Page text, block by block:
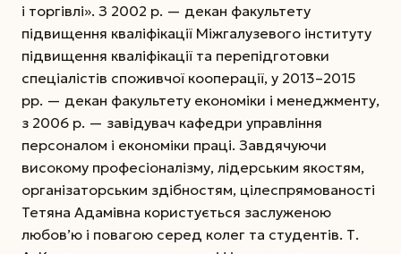
і торгівлі». З 2002 р. — декан факультету
підвищення кваліфікації Міжгалузевого інституту
підвищення кваліфікації та перепідготовки
спеціалістів споживчої кооперації, у 2013–2015
рр. — декан факультету економіки і менеджменту,
з 2006 р. — завідувач кафедри управління
персоналом і економіки праці. Завдячуючи
високому професіоналізму, лідерським якостям,
організаторським здібностям, цілеспрямованості
Тетяна Адамівна користується заслуженою
любов’ю і повагою серед колег та студентів. Т.